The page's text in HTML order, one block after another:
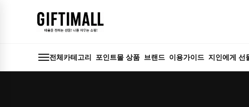
전체카테고리 포인트몰 상품 브랜드 이용가이드 지인에게 선